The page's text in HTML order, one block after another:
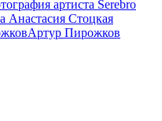
Артур Пирожков